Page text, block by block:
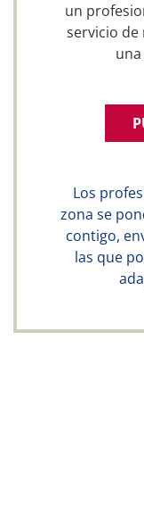
un
servicio de
Los
zona se
contigo,
las que